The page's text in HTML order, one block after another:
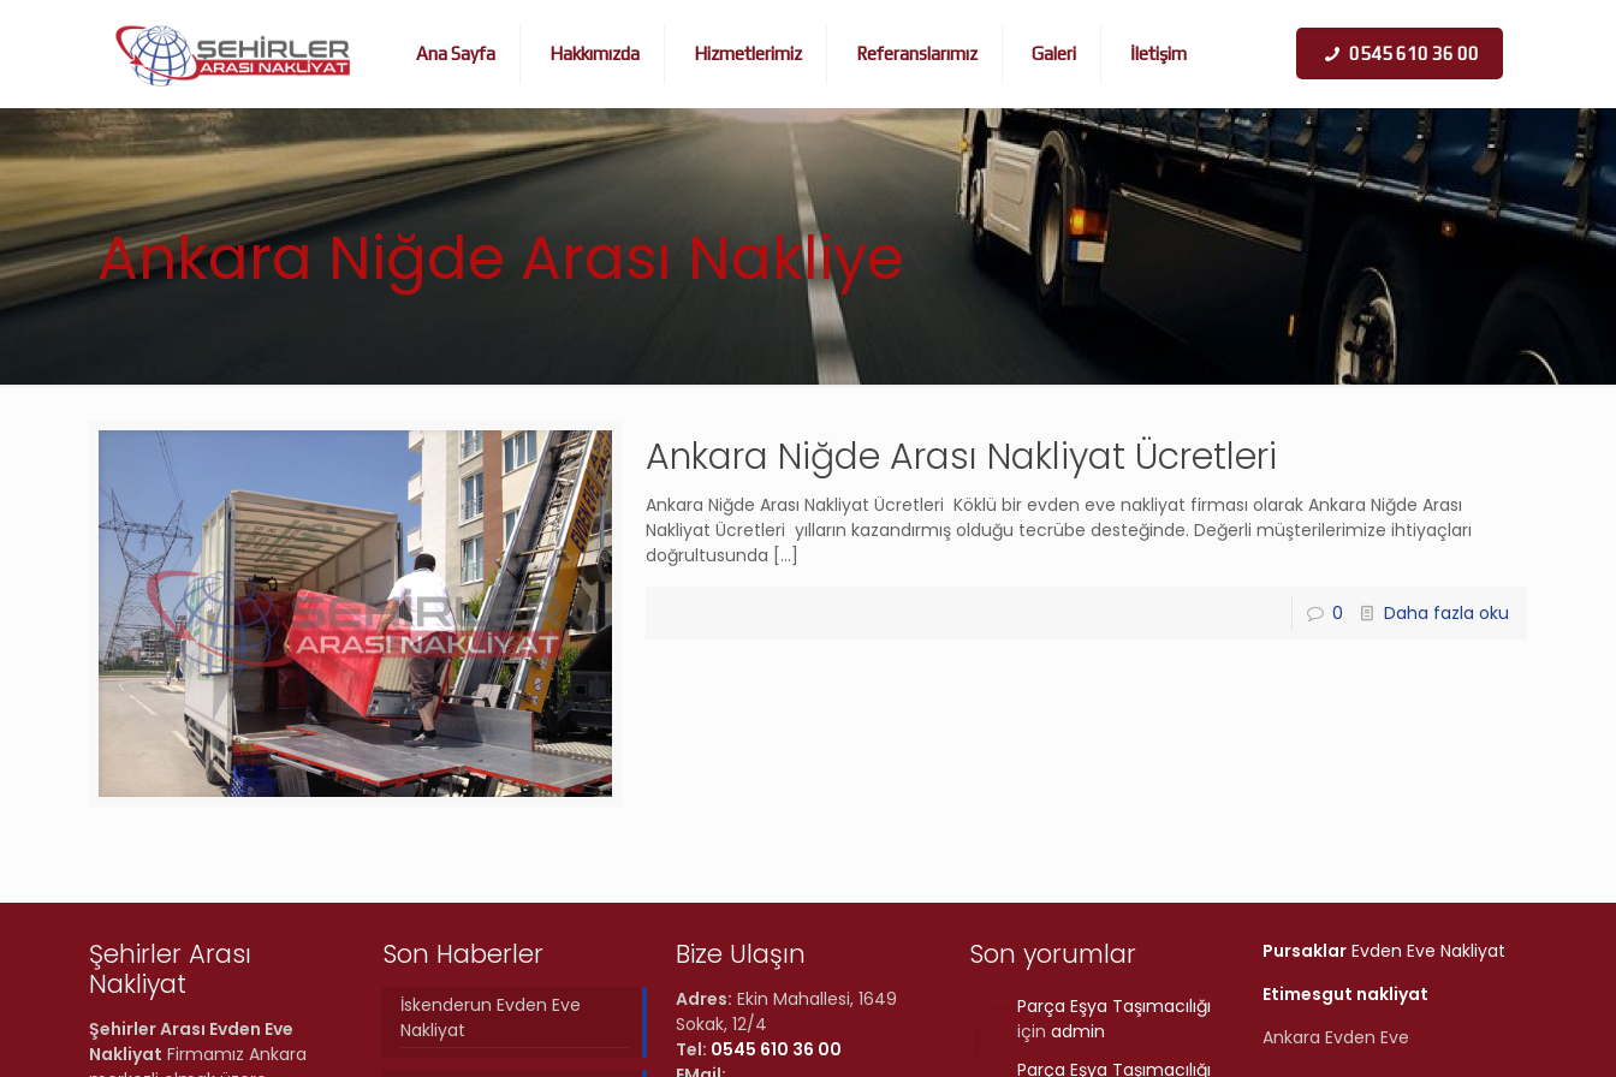
Ana Sayfa Hakkımızda Hizmetlerimiz Referanslarımız Galeri İletişim 0545 610 36 00
Ankara Niğde Arası Nakliye
Ankara Niğde Arası Nakliyat Ücretleri
Ankara Niğde Arası Nakliyat Ücretleri Köklü bir evden eve nakliyat firması olarak Ankara Niğde Arası
Nakliyat Ücretleri yılların kazandırmış olduğu tecrübe desteğinde. Değerli müşterilerimize ihtiyaçları
doğrultusunda […]
0 Daha fazla oku
Şehirler Arası
Nakliyat
Şehirler Arası Evden Eve
Nakliyat Firmamız Ankara
Son Haberler
İskenderun Evden Eve
Nakliyat
Bize Ulaşın
Adres: Ekin Mahallesi, 1649
Sokak, 12/4
Tel: 0545 610 36 00
Son yorumlar
Parça Eşya Taşımacılığı
içinadmin
Parça Eşya Taşımacılığı
Pursaklar Evden Eve Nakliyat
Etimesgut nakliyat
Ankara Evden Eve